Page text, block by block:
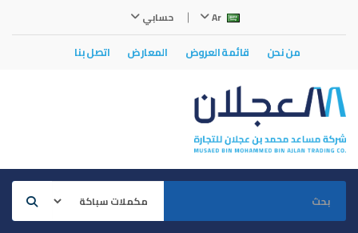
Ar حسابي
من نحن قائمة العروض المعارض اتصل بنا